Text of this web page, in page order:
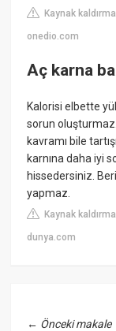
Kaynak
onedio.com
Aç karna
Kalorisi elbette
sorun
kavramı bile
karnına daha iyi
hissedersiniz.
yapmaz.
Kaynak
dunya.com
← Önceki makale